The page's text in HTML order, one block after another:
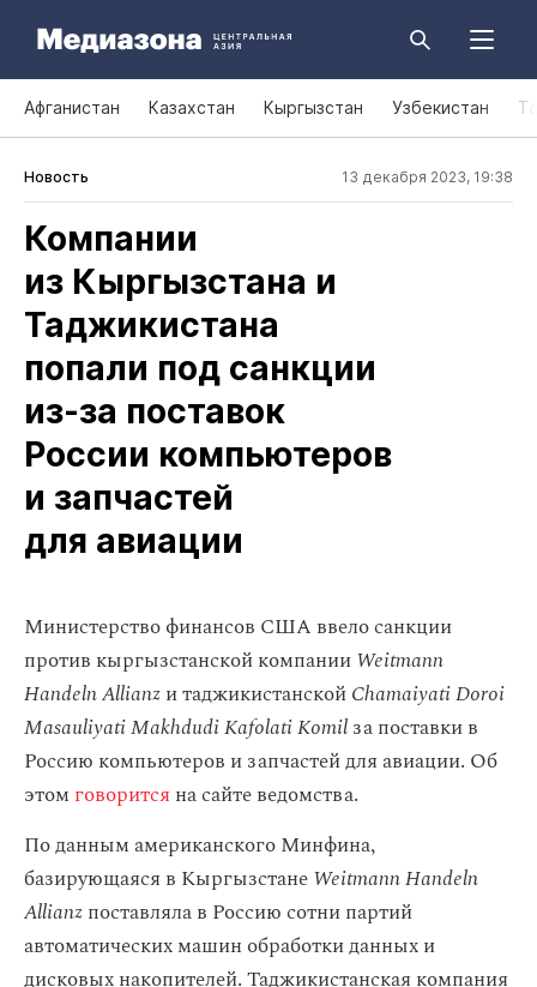
Афганистан Казахстан Кыргызстан Узбекистан
Новость 13 декабря 2023, 19:38
Компании
из Кыргызстана и
Таджикистана
попали под санкции
из‑за поставок
России компьютеров
и запчастей
для авиации
Министерство финансов США ввело санкции
против кыргызстанской компанииWeitmann
Handeln Allianzи таджикистанскойChamaiyati Doroi
Masauliyati Makhdudi Kafolati Komilза поставки в
Россию компьютеров и запчастей для авиации. Об
этом говорится на сайте ведомства.
По данным американского Минфина,
базирующаяся в КыргызстанеWeitmann Handeln
Allianzпоставляла в Россию сотни партий
автоматических машин обработки данных и
дисковых накопителей. Таджикистанская компания